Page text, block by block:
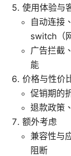
使用体验与
自动连接
switch（
广告拦截
能
价格与性价
促销期的
退款政策
额外考虑
兼容性与
阻断